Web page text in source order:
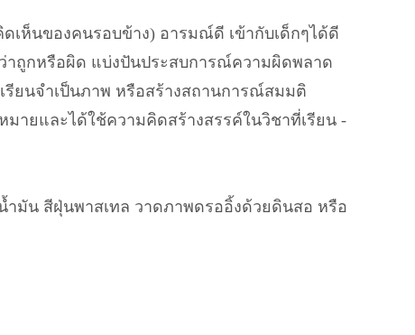
ห็นของคนรอบข้าง) อารมณ์ดี เข้ากับเด็กๆได้ดี
าถูกหรือผิด แบ่งปันประสบการณ์ความผิดพลาด
รียนจำเป็นภาพ หรือสร้างสถานการณ์สมมติ
มายและได้ใช้ความคิดสร้างสรรค์ในวิชาที่เรียน -
มัน สีฝุ่นพาสเทล วาดภาพดรออิ้งด้วยดินสอ หรือ